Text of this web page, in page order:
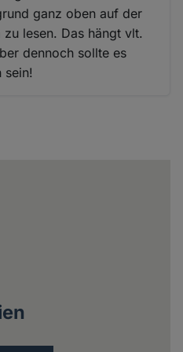
ganz oben auf der
lesen. Das hängt vlt.
dennoch sollte es
sein!